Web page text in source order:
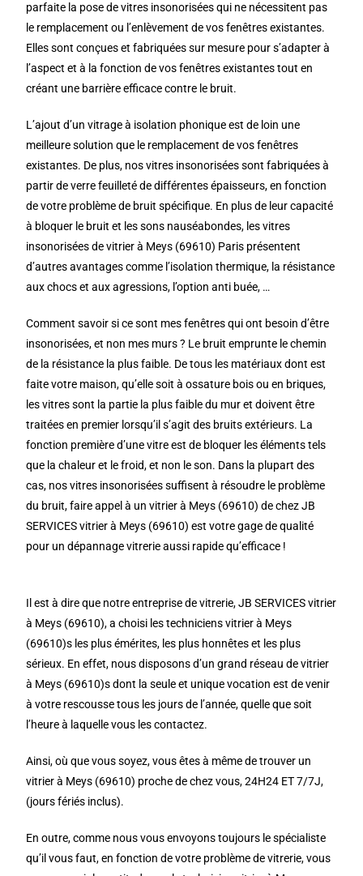
parfaite la pose de vitres insonorisées qui ne nécessitent pas
le remplacement ou l’enlèvement de vos fenêtres existantes.
Elles sont conçues et fabriquées sur mesure pour s’adapter à
l’aspect et à la fonction de vos fenêtres existantes tout en
créant une barrière efficace contre le bruit.
L’ajout d’un vitrage à isolation phonique est de loin une
meilleure solution que le remplacement de vos fenêtres
existantes. De plus, nos vitres insonorisées sont fabriquées à
partir de verre feuilleté de différentes épaisseurs, en fonction
de votre problème de bruit spécifique. En plus de leur capacité
à bloquer le bruit et les sons nauséabondes, les vitres
insonorisées de vitrier à Meys (69610) Paris présentent
d’autres avantages comme l’isolation thermique, la résistance
aux chocs et aux agressions, l’option anti buée, …
Comment savoir si ce sont mes fenêtres qui ont besoin d’être
insonorisées, et non mes murs ? Le bruit emprunte le chemin
de la résistance la plus faible. De tous les matériaux dont est
faite votre maison, qu’elle soit à ossature bois ou en briques,
les vitres sont la partie la plus faible du mur et doivent être
traitées en premier lorsqu’il s’agit des bruits extérieurs. La
fonction première d’une vitre est de bloquer les éléments tels
que la chaleur et le froid, et non le son. Dans la plupart des
cas, nos vitres insonorisées suffisent à résoudre le problème
du bruit, faire appel à un vitrier à Meys (69610) de chez JB
SERVICES vitrier à Meys (69610) est votre gage de qualité
pour un dépannage vitrerie aussi rapide qu’efficace !
Il est à dire que notre entreprise de vitrerie, JB SERVICES vitrier
à Meys (69610), a choisi les techniciens vitrier à Meys
(69610)s les plus émérites, les plus honnêtes et les plus
sérieux. En effet, nous disposons d’un grand réseau de vitrier
à Meys (69610)s dont la seule et unique vocation est de venir
à votre rescousse tous les jours de l’année, quelle que soit
l’heure à laquelle vous les contactez.
Ainsi, où que vous soyez, vous êtes à même de trouver un
vitrier à Meys (69610) proche de chez vous, 24H24 ET 7/7J,
(jours fériés inclus).
En outre, comme nous vous envoyons toujours le spécialiste
qu’il vous faut, en fonction de votre problème de vitrerie, vous